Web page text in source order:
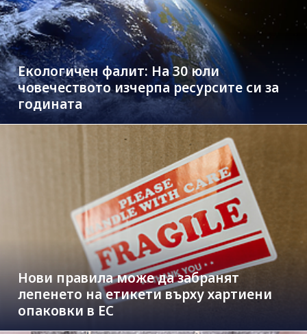
Екологичен фалит: На 30 юли
човечеството изчерпа ресурсите си за
годината
Нови правила може да забранят
лепенето на етикети върху хартиени
опаковки в ЕС